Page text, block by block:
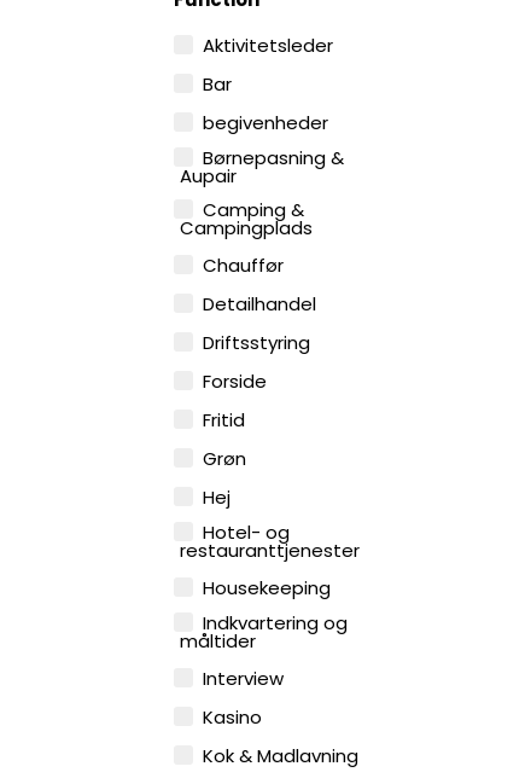
Aktivitetsleder
Bar
begivenheder
Børnepasning &
Aupair
Camping &
Campingplads
Chauffør
Detailhandel
Driftsstyring
Forside
Fritid
Grøn
Hej
Hotel- og
restauranttjenester
Housekeeping
Indkvartering og
måltider
Interview
Kasino
Kok & Madlavning